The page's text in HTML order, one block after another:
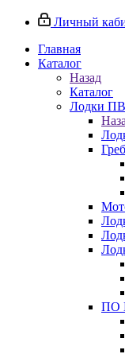
Личный
Главная
Каталог
Назад
Каталог
Лодки
ПО